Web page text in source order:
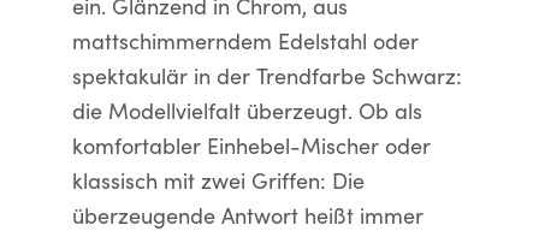
ein. Glänzend in Chrom, aus
mattschimmerndem Edelstahl oder
spektakulär in der Trendfarbe Schwarz:
die Modellvielfalt überzeugt. Ob als
komfortabler Einhebel-Mischer oder
klassisch mit zwei Griffen: Die
überzeugende Antwort heißt immer